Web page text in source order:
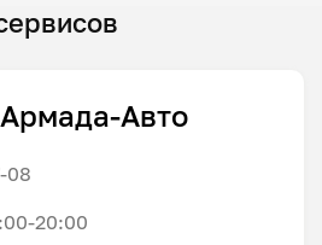
Авто
08
20:00